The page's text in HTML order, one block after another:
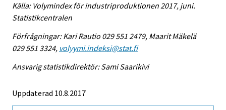
Källa: Volymindex för industriproduktionen 2017, juni.
Statistikcentralen
Förfrågningar: Kari Rautio 029 551 2479, Maarit Mäkelä
029 551 3324, volyymi.indeksi@stat.fi
Ansvarig statistikdirektör: Sami Saarikivi
Uppdaterad 10.8.2017